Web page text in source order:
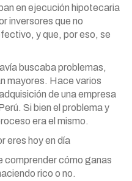
en ejecución hipotecaria
inversores que no
y que, por eso, se
buscaba problemas,
mayores. Hace varios
de una empresa
Si bien el problema y
era el mismo.
eres hoy en día
comprender cómo ganas
rico o no.